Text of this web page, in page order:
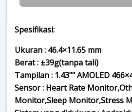
Spesifikasi:
Ukuran : 46.4×11.65 mm
Berat : ±39g(tanpa tali)
Tampilan : 1.43"" AMOLED
Sensor : Heart Rate
Monitor,Sleep Monitor,Stress